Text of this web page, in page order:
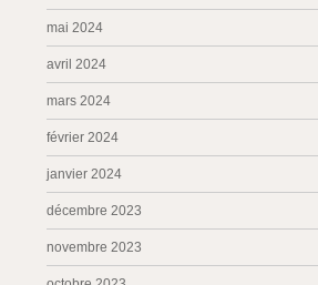
mai 2024
avril 2024
mars 2024
février 2024
janvier 2024
décembre 2023
novembre 2023